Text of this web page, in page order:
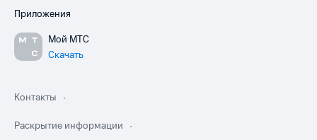
Приложения
Мой МТС
Скачать
Контакты
Раскрытие информации